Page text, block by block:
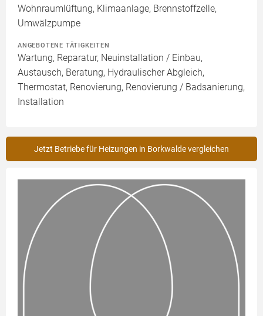
Wohnraumlüftung, Klimaanlage, Brennstoffzelle,
Umwälzpumpe
ANGEBOTENE TÄTIGKEITEN
Wartung, Reparatur, Neuinstallation / Einbau,
Austausch, Beratung, Hydraulischer Abgleich,
Thermostat, Renovierung, Renovierung / Badsanierung,
Installation
Jetzt Betriebe für Heizungen in Borkwalde vergleichen